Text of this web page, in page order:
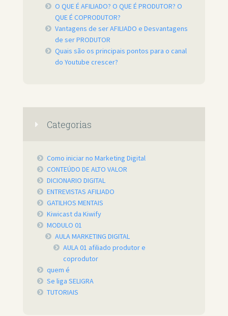
O QUE É AFILIADO? O QUE É PRODUTOR? O
QUE É COPRODUTOR?
Vantagens de ser AFILIADO e Desvantagens
de ser PRODUTOR
Quais são os principais pontos para o canal
do Youtube crescer?
Categorias
Como iniciar no Marketing Digital
CONTEÚDO DE ALTO VALOR
DICIONARIO DIGITAL
ENTREVISTAS AFILIADO
GATILHOS MENTAIS
Kiwicast da Kiwify
MODULO 01
AULA MARKETING DIGITAL
AULA 01 afiliado produtor e
coprodutor
quem é
Se liga SELIGRA
TUTORIAIS